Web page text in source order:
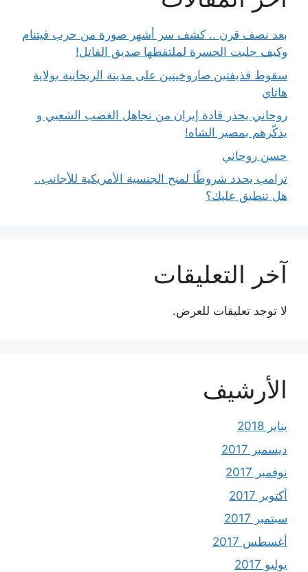
بعد نصف قرن .. كشف سر أشهر صورة من حرب فيتنام
وكيف جلبت الحسرة لملتقطها صديق القاتل!
سقوط قذيفتين صاروخيتين على مدينة الريحانية بولاية
هاتاي
روحاني يحذر قادة إيران من تجاهل الغضب الشعبي و
يذكّرهم بمصير الشاه!
حسن روحاني
ترامب يحدد شروطًا لمنح الجنسية الأمريكية للأجانب..
هل تنطبق عليك؟
آخر التعليقات
لا توجد تعليقات للعرض.
الأرشيف
يناير 2018
ديسمبر 2017
نوفمبر 2017
أكتوبر 2017
سبتمبر 2017
أغسطس 2017
يوليو 2017